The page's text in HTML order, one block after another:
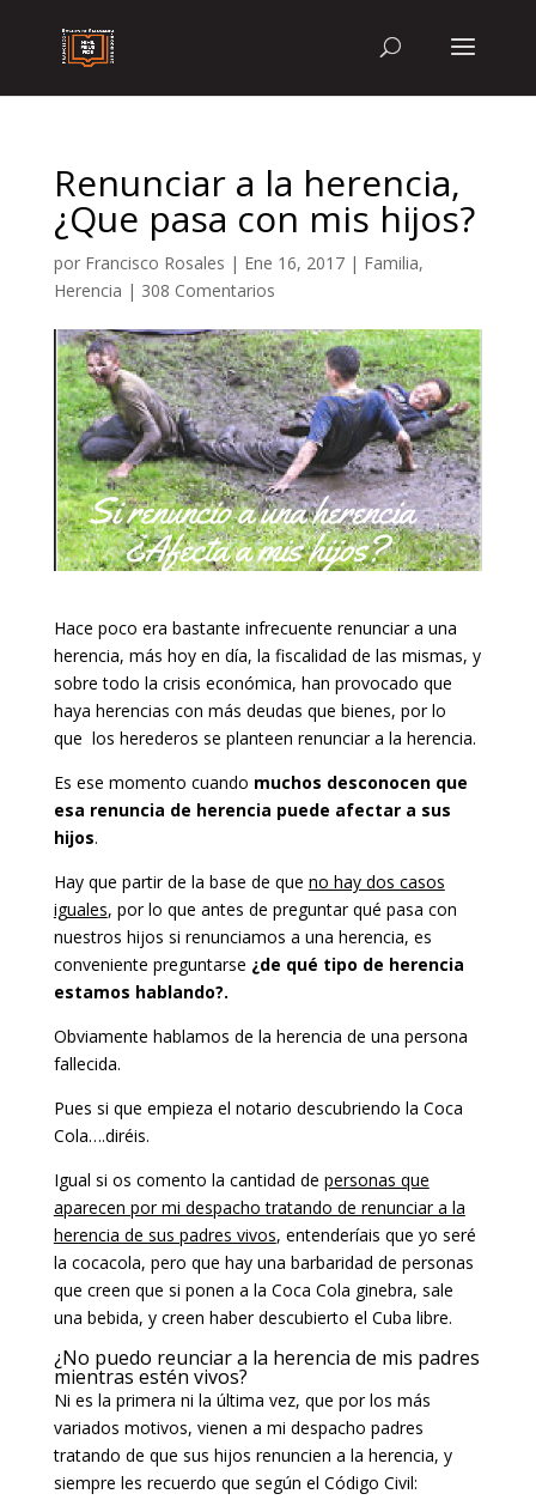
Renunciar a la herencia,
¿Que pasa con mis hijos?
por Francisco Rosales | Ene 16, 2017| Familia,
Herencia | 308 Comentarios
Hace poco era bastante infrecuente renunciar a una
herencia, más hoy en día, la fiscalidad de las mismas, y
sobre todo la crisis económica, han provocado que
haya herencias con más deudas que bienes, por lo
que los herederos se planteen renunciar a la herencia.
Es ese momento cuando muchos desconocen que
esa renuncia de herencia puede afectar a sus
hijos.
Hay que partir de la base de que no hay dos casos
iguales, por lo que antes de preguntar qué pasa con
nuestros hijos si renunciamos a una herencia, es
conveniente preguntarse ¿de qué tipo de herencia
estamos hablando?.
Obviamente hablamos de la herencia de una persona
fallecida.
Pues si que empieza el notario descubriendo la Coca
Cola….diréis.
Igual si os comento la cantidad de personas que
aparecen por mi despacho tratando de renunciar a la
herencia de sus padres vivos, entenderíais que yo seré
la cocacola, pero que hay una barbaridad de personas
que creen que si ponen a la Coca Cola ginebra, sale
una bebida, y creen haber descubierto el Cuba libre.
¿No puedo reunciar a la herencia de mis padres
mientras estén vivos?
Ni es la primera ni la última vez, que por los más
variados motivos, vienen a mi despacho padres
tratando de que sus hijos renuncien a la herencia, y
siempre les recuerdo que según el Código Civil: